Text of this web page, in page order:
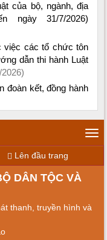
của bộ, ngành, địa
ngày 31/7/2026)
việc các tổ chức tôn
dẫn thi hành Luật
đoàn kết, đồng hành
Lên đầu trang
DÂN TỘC VÀ
thanh, truyền hình và